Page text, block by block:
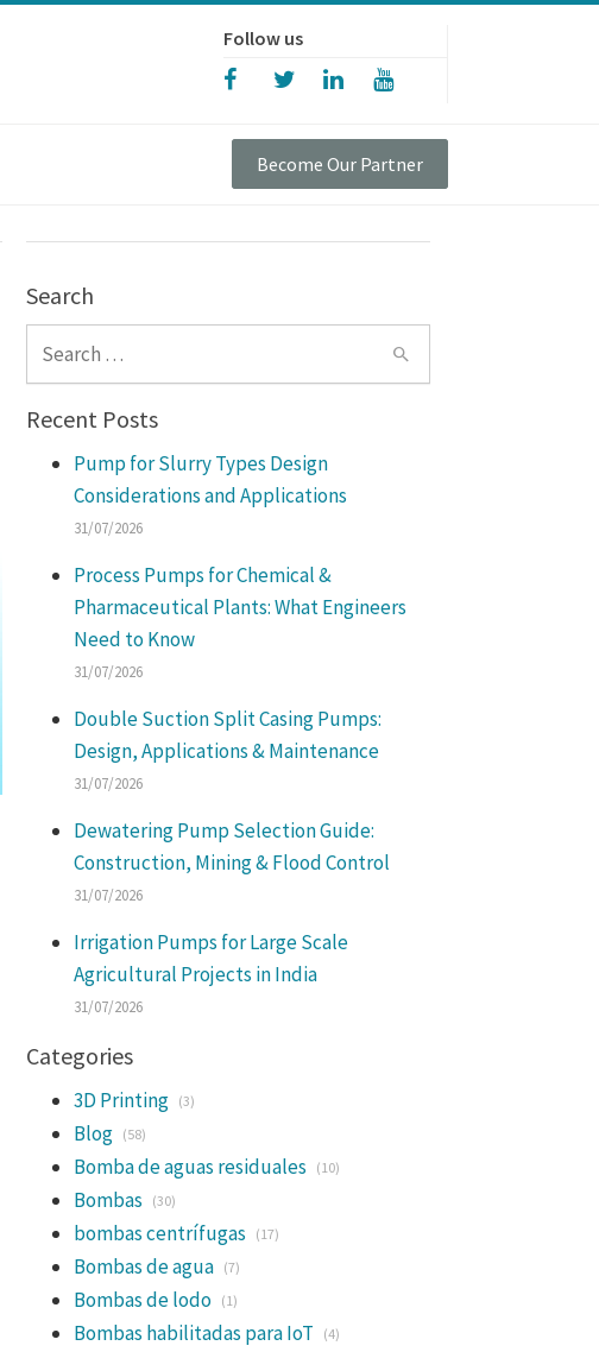
Follow us
Become Our Partner
Search
Search for:
Recent Posts
Pump for Slurry Types Design
Considerations and Applications
31/07/2026
Process Pumps for Chemical &
Pharmaceutical Plants: What Engineers
Need to Know
31/07/2026
Double Suction Split Casing Pumps:
Design, Applications & Maintenance
31/07/2026
Dewatering Pump Selection Guide:
Construction, Mining & Flood Control
31/07/2026
Irrigation Pumps for Large Scale
Agricultural Projects in India
31/07/2026
Categories
3D Printing (3)
Blog (58)
Bomba de aguas residuales (10)
Bombas (30)
bombas centrífugas (17)
Bombas de agua (7)
Bombas de lodo (1)
Bombas habilitadas para IoT (4)